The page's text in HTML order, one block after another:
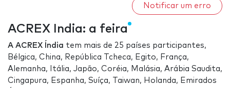
Notificar um erro
ACREX India: a feira
A ACREX Índia tem mais de 25 países participantes,
Bélgica, China, República Tcheca, Egito, França,
Alemanha, Itália, Japão, Coréia, Malásia, Arábia Saudita,
Cingapura, Espanha, Suíça, Taiwan, Holanda, Emirados